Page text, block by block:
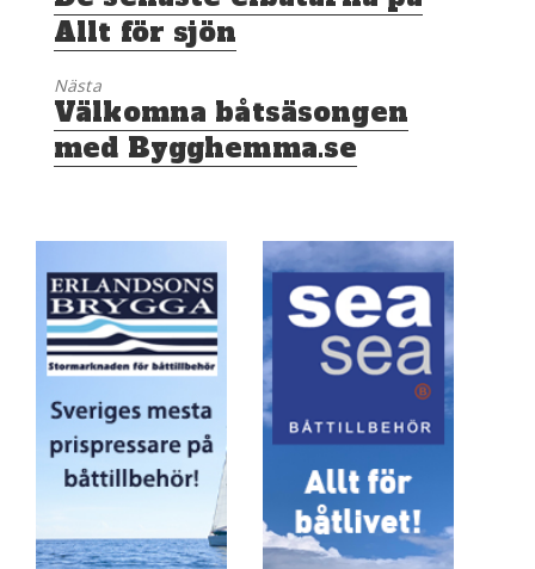
inlägg:
Allt för sjön
Nästa
Nästa
inlägg:
Välkomna båtsäsongen
med Bygghemma.se